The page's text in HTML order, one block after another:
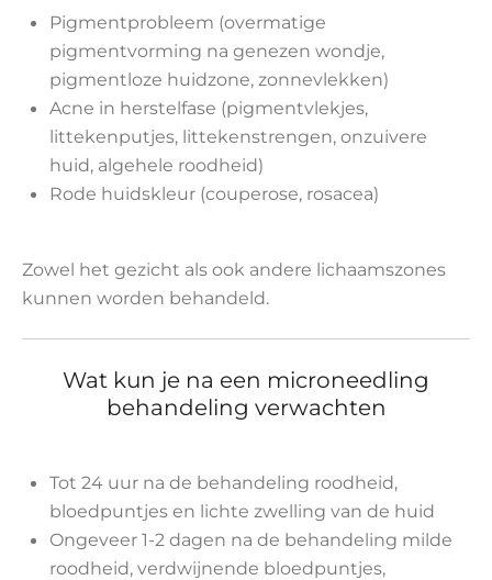
Pigmentprobleem (overmatige
pigmentvorming na genezen wondje,
pigmentloze huidzone, zonnevlekken)
Acne in herstelfase (pigmentvlekjes,
littekenputjes, littekenstrengen, onzuivere
huid, algehele roodheid)
Rode huidskleur (couperose, rosacea)
Zowel het gezicht als ook andere lichaamszones
kunnen worden behandeld.
Wat kun je na een microneedling
behandeling verwachten
Tot 24 uur na de behandeling roodheid,
bloedpuntjes en lichte zwelling van de huid
Ongeveer 1-2 dagen na de behandeling milde
roodheid, verdwijnende bloedpuntjes,